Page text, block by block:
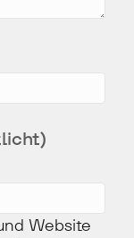
Website